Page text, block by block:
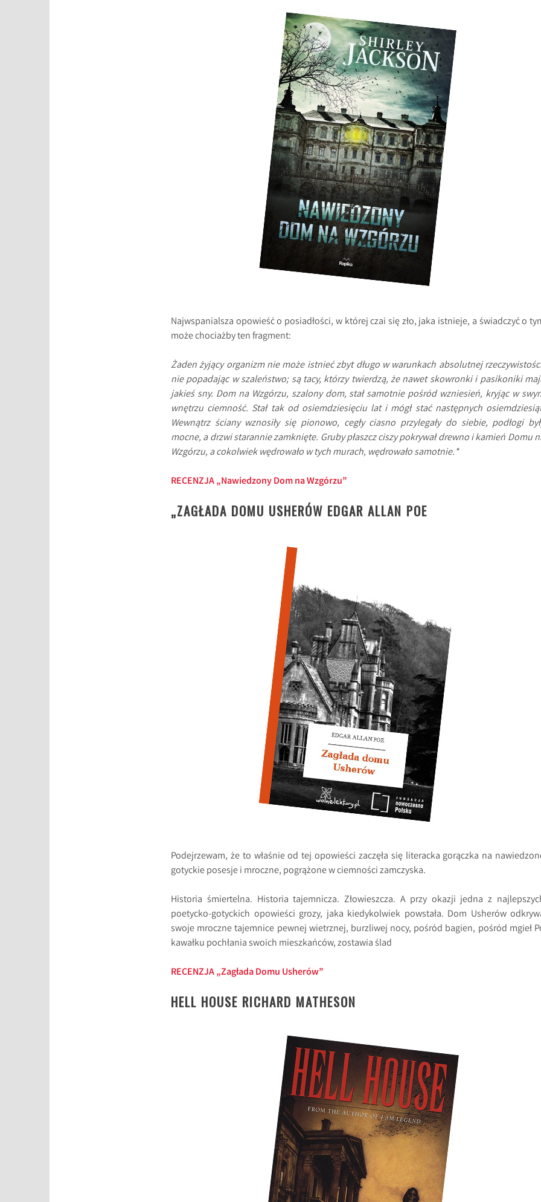
Najwspanialsza opowieść o posiadłości, w której czai się zło, jaka istnieje, a świadczyć o
może chociażby ten fragment:
Żaden żyjący organizm nie może istnieć zbyt długo w warunkach absolutnej
nie popadając w szaleństwo; są tacy, którzy twierdzą, że nawet skowronki i pasikoniki
jakieś sny. Dom na Wzgórzu, szalony dom, stał samotnie pośród wzniesień, kryjąc w
wnętrzu ciemność. Stał tak od osiemdziesięciu lat i mógł stać następnych
Wewnątrz ściany wznosiły się pionowo, cegły ciasno przylegały do siebie, podłogi
mocne, a drzwi starannie zamknięte. Gruby płaszcz ciszy pokrywał drewno i kamień Domu
Wzgórzu, a cokolwiek wędrowało w tych murach, wędrowało samotnie.*
RECENZJA „Nawiedzony Dom na Wzgórzu”
„ZAGŁADA DOMU USHERÓW EDGAR ALLAN POE
Podejrzewam, że to właśnie od tej opowieści zaczęła się literacka gorączka na
gotyckie posesje i mroczne, pogrążone w ciemności zamczyska.
Historia śmiertelna. Historia tajemnicza. Złowieszcza. A przy okazji jedna z
poetycko-gotyckich opowieści grozy, jaka kiedykolwiek powstała. Dom Usherów
swoje mroczne tajemnice pewnej wietrznej, burzliwej nocy, pośród bagien, pośród mgieł
kawałku pochłania swoich mieszkańców, zostawia ślad
RECENZJA „Zagłada Domu Usherów”
HELL HOUSE RICHARD MATHESON